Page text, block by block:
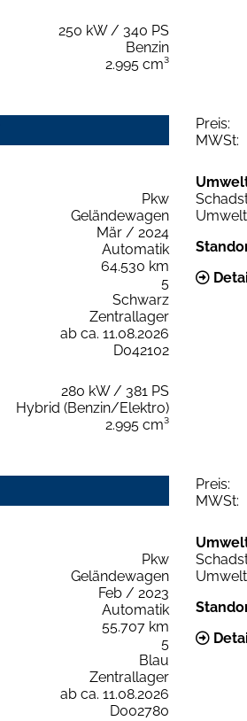
250 kW / 340 PS
Benzin
2.995 cm³
Preis:
MWSt:
Pkw
Geländewagen
Mär / 2024
Automatik
64.530 km
5
Schwarz
Zentrallager
ab ca. 11.08.2026
D042102
280 kW / 381 PS
Hybrid (Benzin/Elektro)
2.995 cm³
Preis:
MWSt:
Pkw
Geländewagen
Feb / 2023
Automatik
55.707 km
5
Blau
Zentrallager
ab ca. 11.08.2026
D002780